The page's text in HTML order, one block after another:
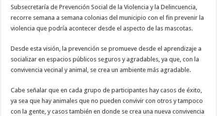
Subsecretaría de Prevención Social de la Violencia y la Delincuencia,
recorre semana a semana colonias del municipio con el fin prevenir la
violencia que podría acontecer desde el aspecto de las mascotas.
Desde esta visión, la prevención se promueve desde el aprendizaje a
socializar en espacios públicos seguros y agradables, ya que, con la
convivencia vecinal y animal, se crea un ambiente más agradable.
Cabe señalar que en cada grupo de participantes hay casos de éxito,
ya sea que hay animales que no pueden convivir con otros y tampoco
con la gente, y casos también en donde se crea una nueva convivencia